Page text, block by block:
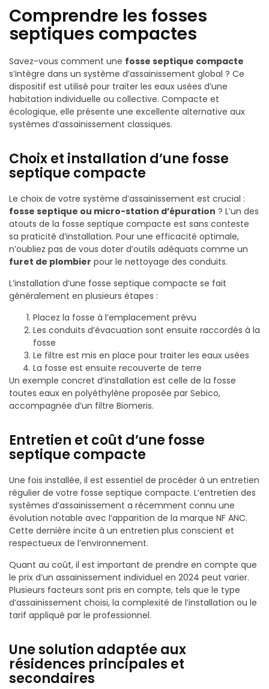
Comprendre les fosses
septiques compactes
Savez-vous comment une fosse septique compacte
s’intègre dans un système d’assainissement global ? Ce
dispositif est utilisé pour traiter les eaux usées d’une
habitation individuelle ou collective. Compacte et
écologique, elle présente une excellente alternative aux
systèmes d’assainissement classiques.
Choix et installation d’une fosse
septique compacte
Le choix de votre système d’assainissement est crucial :
fosse septique ou micro-station d’épuration ? L’un des
atouts de la fosse septique compacte est sans conteste
sa praticité d’installation. Pour une efficacité optimale,
n’oubliez pas de vous doter d’outils adéquats comme un
furet de plombier pour le nettoyage des conduits.
L’installation d’une fosse septique compacte se fait
généralement en plusieurs étapes :
Placez la fosse à l’emplacement prévu
Les conduits d’évacuation sont ensuite raccordés à la
fosse
Le filtre est mis en place pour traiter les eaux usées
La fosse est ensuite recouverte de terre
Un exemple concret d’installation est celle de la fosse
toutes eaux en polyéthylène proposée par Sebico,
accompagnée d’un filtre Biomeris.
Entretien et coût d’une fosse
septique compacte
Une fois installée, il est essentiel de procéder à un entretien
régulier de votre fosse septique compacte. L’entretien des
systèmes d’assainissement a récemment connu une
évolution notable avec l’apparition de la marque NF ANC.
Cette dernière incite à un entretien plus conscient et
respectueux de l’environnement.
Quant au coût, il est important de prendre en compte que
le prix d’un assainissement individuel en 2024 peut varier.
Plusieurs facteurs sont pris en compte, tels que le type
d’assainissement choisi, la complexité de l’installation ou le
tarif appliqué par le professionnel.
Une solution adaptée aux
résidences principales et
secondaires